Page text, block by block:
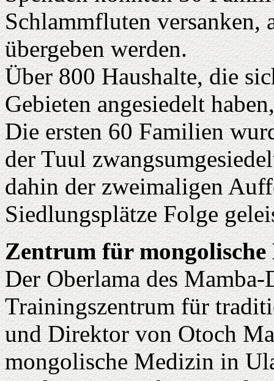
Schlammfluten versanken,
übergeben werden.
Über 800 Haushalte, die
Gebieten angesiedelt
Die ersten 60 Familien
der Tuul
dahin der zweimaligen
Siedlungsplätze Folge
Zentrum für
Der Oberlama des
Trainingszentrum für
und Direktor von Otoch
mongolische Medizin in